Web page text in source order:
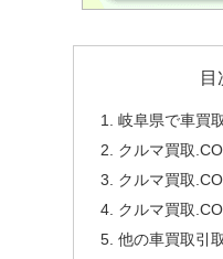
目
岐阜県で車買
クルマ買取
クルマ買取
クルマ買取
他の車買取引